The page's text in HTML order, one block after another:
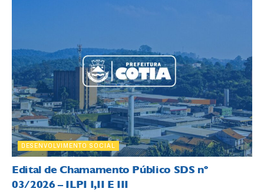
DESENVOLVIMENTO SOCIAL
Edital de Chamamento Público SDS nº
03/2026 – ILPI I,II E III